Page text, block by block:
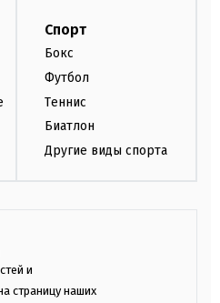
Спорт
Бокс
Футбол
Теннис
Биатлон
Другие виды спорта
и
страницу наших